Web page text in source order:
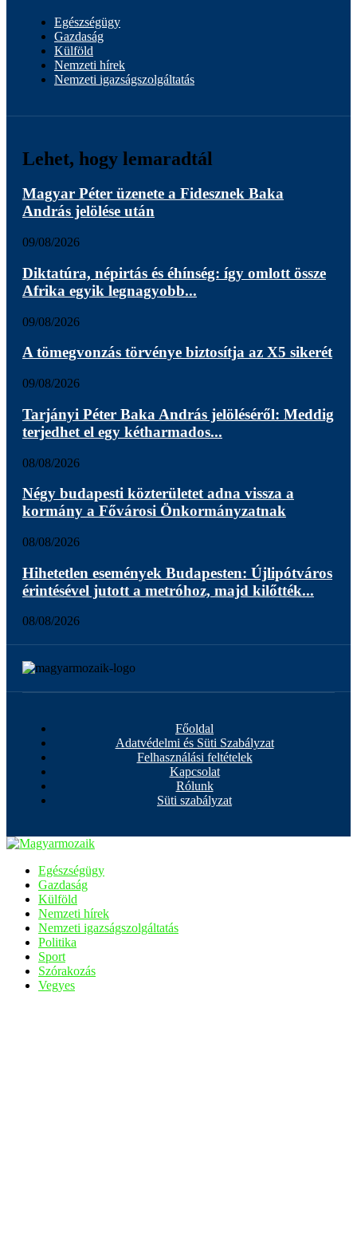
Egészségügy
Gazdaság
Külföld
Nemzeti hírek
Nemzeti igazságszolgáltatás
Lehet, hogy lemaradtál
Magyar Péter üzenete a Fidesznek Baka
András jelölése után
09/08/2026
Diktatúra, népirtás és éhínség: így omlott össze
Afrika egyik legnagyobb...
09/08/2026
A tömegvonzás törvénye biztosítja az X5 sikerét
09/08/2026
Tarjányi Péter Baka András jelöléséről: Meddig
terjedhet el egy kétharmados...
08/08/2026
Négy budapesti közterületet adna vissza a
kormány a Fővárosi Önkormányzatnak
08/08/2026
Hihetetlen események Budapesten: Újlipótváros
érintésével jutott a metróhoz, majd kilőtték...
08/08/2026
Főoldal
Adatvédelmi és Süti Szabályzat
Felhasználási feltételek
Kapcsolat
Rólunk
Süti szabályzat
Egészségügy
Gazdaság
Külföld
Nemzeti hírek
Nemzeti igazságszolgáltatás
Politika
Sport
Szórakozás
Vegyes